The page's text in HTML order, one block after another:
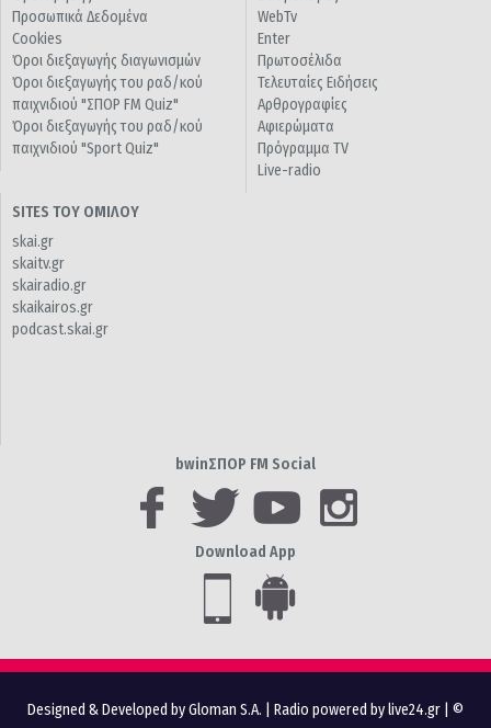
Προσωπικά Δεδομένα
Cookies
Όροι διεξαγωγής διαγωνισμών
Όροι διεξαγωγής του ραδ/κού
παιχνιδιού "ΣΠΟΡ FM Quiz"
Όροι διεξαγωγής του ραδ/κού
παιχνιδιού "Sport Quiz"
WebTv
Enter
Πρωτοσέλιδα
Τελευταίες Ειδήσεις
Αρθρογραφίες
Αφιερώματα
Πρόγραμμα TV
Live-radio
SITES ΤΟΥ ΟΜΙΛΟΥ
skai.gr
skaitv.gr
skairadio.gr
skaikairos.gr
podcast.skai.gr
bwinΣΠΟΡ FM Social
Download App
Designed & Developed by Gloman S.A. Radio powered by live24.gr | ©